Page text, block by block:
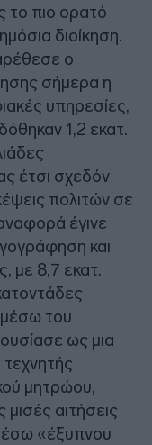
το πιο ορατό
διοίκηση.
ο
σήμερα η
υπηρεσίες,
1,2 εκατ.
έτσι σχεδόν
πολιτών σε
έγινε
και
με 8,7 εκατ.
μέσω του
ως μια
τεχνητής
μητρώου,
αιτήσεις
«έξυπνου